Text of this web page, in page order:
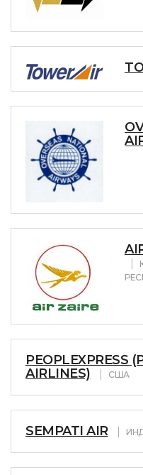
PEOPLEXPRESS
AIRLINES)
США
SEMPATI AIR